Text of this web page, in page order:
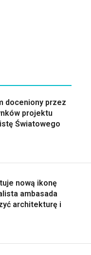
doceniony przez
projektu
Światowego
nową ikonę
ambasada
architekturę i